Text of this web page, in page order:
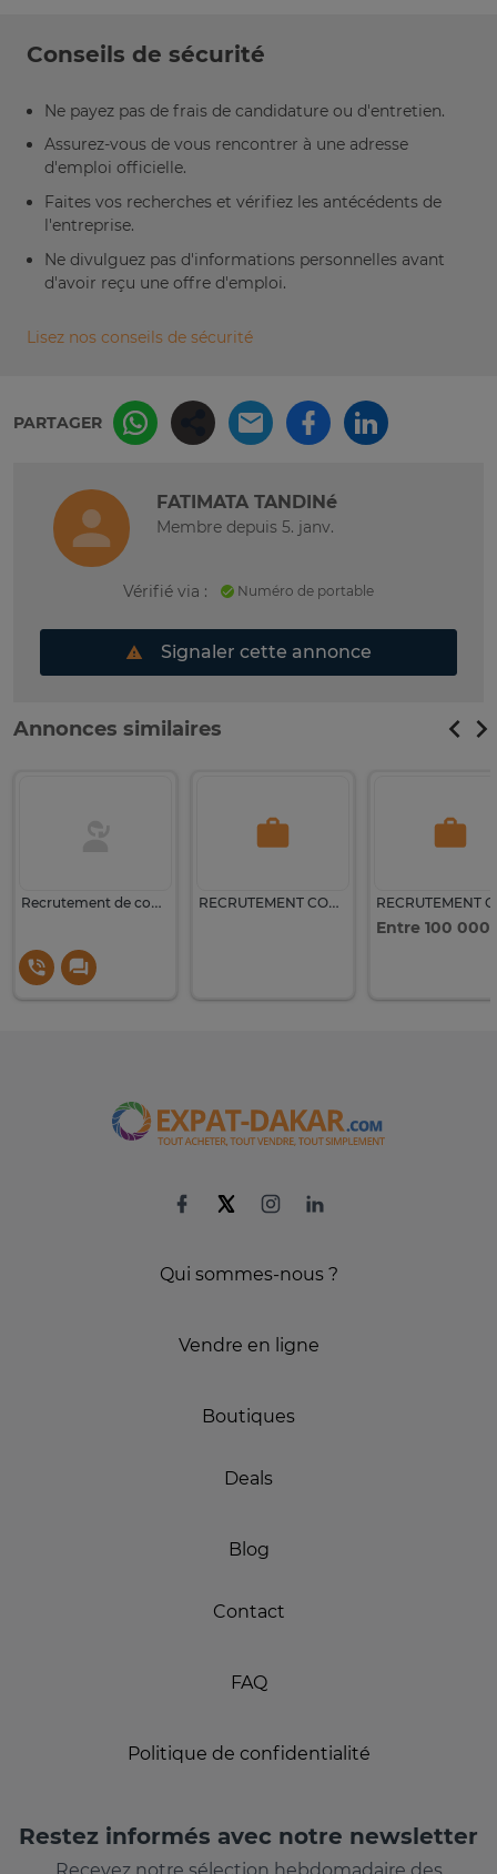
Conseils de sécurité
Ne payez pas de frais de candidature ou d'entretien.
Assurez-vous de vous rencontrer à une adresse
d'emploi officielle.
Faites vos recherches et vérifiez les antécédents de
l'entreprise.
Ne divulguez pas d'informations personnelles avant
d'avoir reçu une offre d'emploi.
Lisez nos conseils de sécurité
PARTAGER
FATIMATA TANDINé
Membre depuis 5. janv.
Vérifié via : Numéro de portable
Signaler cette annonce
Annonces similaires
Recrutement de commerciaux RECRUTEMENT COMMERCIAUX
Qui sommes-nous ?
Vendre en ligne
Boutiques
Deals
Blog
Contact
FAQ
Politique de confidentialité
Restez informés avec notre newsletter